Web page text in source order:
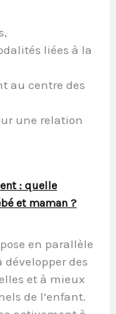
liées à la
au centre des
une relation
: quelle
et maman ?
en parallèle
des
et à mieux
de l’enfant.